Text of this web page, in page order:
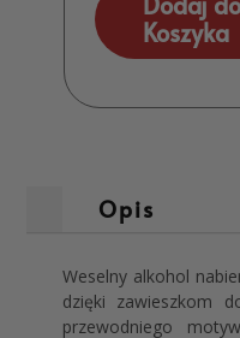
Koszyka
Opis
Weselny alkohol
dzięki zawieszkom
przewodniego